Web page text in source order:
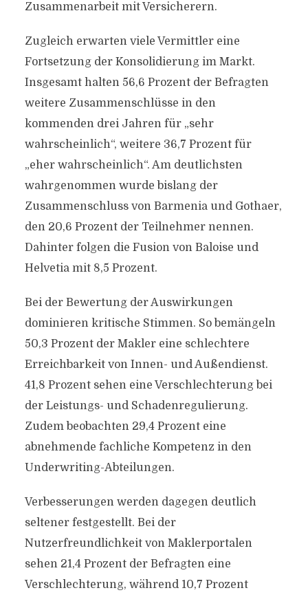
Zusammenarbeit mit Versicherern.
Zugleich erwarten viele Vermittler eine
Fortsetzung der Konsolidierung im Markt.
Insgesamt halten 56,6 Prozent der Befragten
weitere Zusammenschlüsse in den
kommenden drei Jahren für „sehr
wahrscheinlich“, weitere 36,7 Prozent für
„eher wahrscheinlich“. Am deutlichsten
wahrgenommen wurde bislang der
Zusammenschluss von Barmenia und Gothaer,
den 20,6 Prozent der Teilnehmer nennen.
Dahinter folgen die Fusion von Baloise und
Helvetia mit 8,5 Prozent.
Bei der Bewertung der Auswirkungen
dominieren kritische Stimmen. So bemängeln
50,3 Prozent der Makler eine schlechtere
Erreichbarkeit von Innen- und Außendienst.
41,8 Prozent sehen eine Verschlechterung bei
der Leistungs- und Schadenregulierung.
Zudem beobachten 29,4 Prozent eine
abnehmende fachliche Kompetenz in den
Underwriting-Abteilungen.
Verbesserungen werden dagegen deutlich
seltener festgestellt. Bei der
Nutzerfreundlichkeit von Maklerportalen
sehen 21,4 Prozent der Befragten eine
Verschlechterung, während 10,7 Prozent